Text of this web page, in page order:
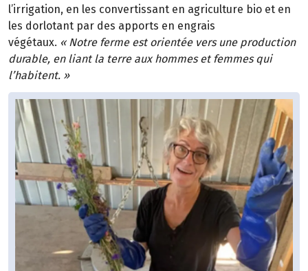
l’irrigation, en les convertissant en agriculture bio et en
les dorlotant par des apports en engrais
végétaux. « Notre ferme est orientée vers une production
durable, en liant la terre aux hommes et femmes qui
l’habitent. »